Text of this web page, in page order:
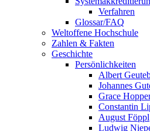
Verfahren
Glossar/FAQ
Weltoffene Hochschule
Zahlen & Fakten
Geschichte
Persönlichkeiten
Albert
Johannes
Grace
Constantin
August Föppl
Ludwig